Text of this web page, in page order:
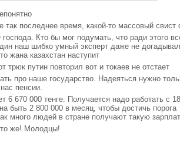
так последнее время, какой-то массовый свист
Кто бы мог подумать, что ради этого
наш шибко умный эксперт даже не
жана казахстан наступит
трюк путин повторил вот и токаев не отстает
про наше государство. Надеяться нужно
пенсии.
6 670 000 тенге. Получается надо работать с
быть 2 800 000 в месяц, чтобы достичь порога
много людей в стране получают такую
же! Молодцы!